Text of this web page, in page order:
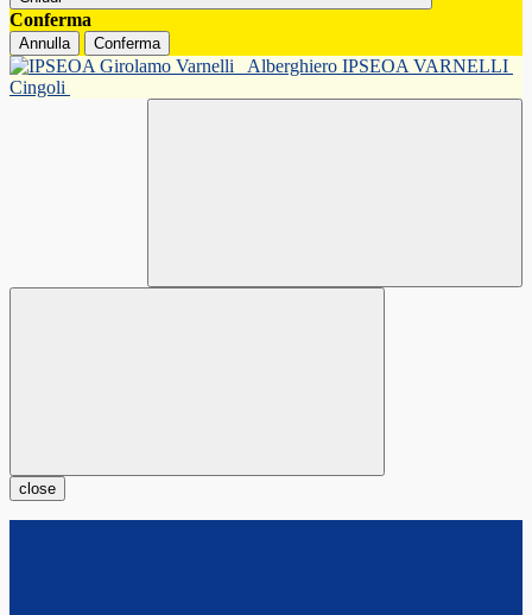
Conferma
Annulla Conferma
Alberghiero IPSEOA VARNELLI
Cingoli
close